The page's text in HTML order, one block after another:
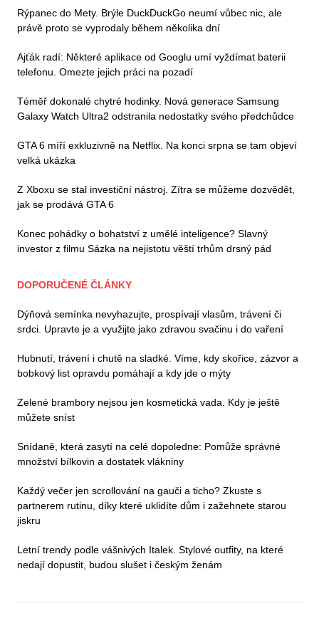
Rýpanec do Mety. Brýle DuckDuckGo neumí vůbec nic, ale
právě proto se vyprodaly během několika dní
Ajťák radí: Některé aplikace od Googlu umí vyždímat baterii
telefonu. Omezte jejich práci na pozadí
Téměř dokonalé chytré hodinky. Nová generace Samsung
Galaxy Watch Ultra2 odstranila nedostatky svého předchůdce
GTA 6 míří exkluzivně na Netflix. Na konci srpna se tam objeví
velká ukázka
Z Xboxu se stal investiční nástroj. Zítra se můžeme dozvědět,
jak se prodává GTA 6
Konec pohádky o bohatství z umělé inteligence? Slavný
investor z filmu Sázka na nejistotu věští trhům drsný pád
DOPORUČENÉ ČLÁNKY
Dýňová semínka nevyhazujte, prospívají vlasům, trávení či
srdci. Upravte je a využijte jako zdravou svačinu i do vaření
Hubnutí, trávení i chutě na sladké. Víme, kdy skořice, zázvor a
bobkový list opravdu pomáhají a kdy jde o mýty
Zelené brambory nejsou jen kosmetická vada. Kdy je ještě
můžete sníst
Snídaně, která zasytí na celé dopoledne: Pomůže správné
množství bílkovin a dostatek vlákniny
Každý večer jen scrollování na gauči a ticho? Zkuste s
partnerem rutinu, díky které uklidíte dům i zažehnete starou
jiskru
Letní trendy podle vášnivých Italek. Stylové outfity, na které
nedají dopustit, budou slušet i českým ženám